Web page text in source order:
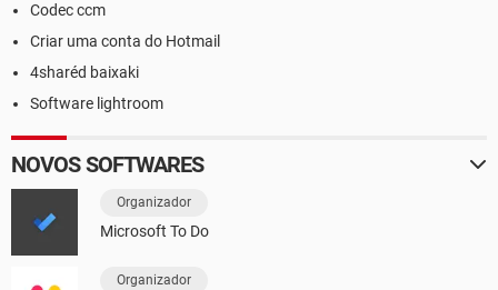
Codec ccm
Criar uma conta do Hotmail
4sharéd baixaki
Software lightroom
NOVOS SOFTWARES
Organizador
Microsoft To Do
Organizador